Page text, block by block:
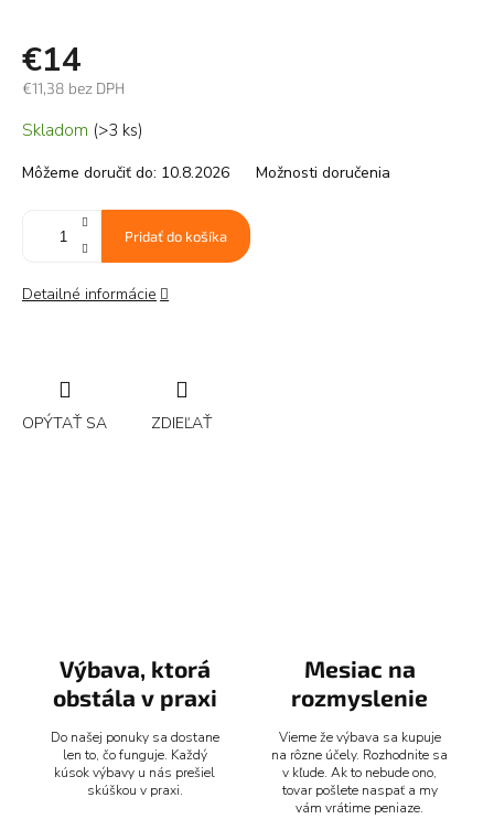
€14
€11,38 bez DPH
Jednotková
cena:
Skladom (>3 ks)
Môžeme doručiť do: 10.8.2026 Možnosti doručenia
Pridať do košíka
Detailné informácie
OPÝTAŤ SA ZDIEĽAŤ
Výbava, ktorá
obstála v praxi
Do našej ponuky sa dostane
len to, čo funguje. Každý
kúsok výbavy u nás prešiel
skúškou v praxi.
Mesiac na
rozmyslenie
Vieme že výbava sa kupuje
na rôzne účely. Rozhodnite sa
v kľude. Ak to nebude ono,
tovar pošlete naspať a my
vám vrátime peniaze.